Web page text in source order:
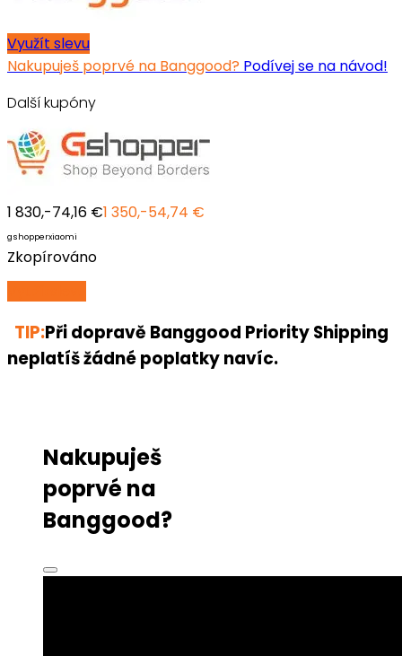
Využít slevu
Nakupuješ poprvé na Banggood? Podívej se na návod!
Další kupóny
1 830,-74,16 €1 350,-54,74 €
gshopperxiaomi
Zkopírováno
TIP:Při dopravě Banggood Priority Shipping
neplatíš žádné poplatky navíc.
Nakupuješ
poprvé na
Banggood?